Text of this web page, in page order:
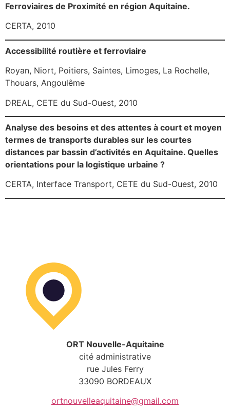
Ferroviaires de Proximité en région Aquitaine.
CERTA, 2010
Accessibilité routière et ferroviaire
Royan, Niort, Poitiers, Saintes, Limoges, La Rochelle,
Thouars, Angoulême
DREAL, CETE du Sud-Ouest, 2010
Analyse des besoins et des attentes à court et moyen
termes de transports durables sur les courtes
distances par bassin d’activités en Aquitaine. Quelles
orientations pour la logistique urbaine ?
CERTA, Interface Transport, CETE du Sud-Ouest, 2010
ORT Nouvelle-Aquitaine
cité administrative
rue Jules Ferry
33090 BORDEAUX
ortnouvelleaquitaine@gmail.com